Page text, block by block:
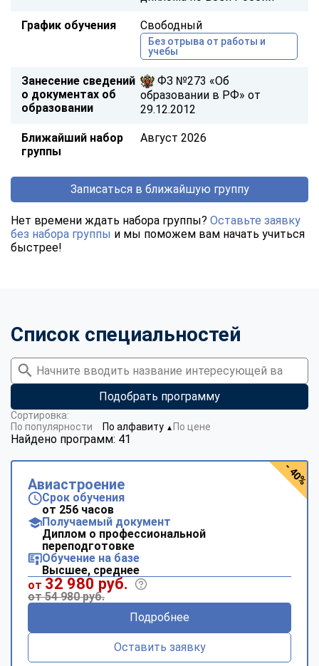
График обучения Свободный
Без отрыва от работы и
учебы
Занесение сведений
о документах об
образовании
ФЗ №273 «Об
образовании в РФ» от
29.12.2012
Ближайший набор
группы
Август 2026
Записаться в ближайшую группу
Нет времени ждать набора группы? Оставьте заявку
без набора группы и мы поможем вам начать учиться
быстрее!
Список специальностей
Подобрать программу
Найдено программ: 41
Сортировка:
По популярности
По алфавиту ▼ По цене
Авиастроение
Срок обучения
от 256 часов
Получаемый документ
Диплом о профессиональной
переподготовке
Обучение на базе
Высшее, среднее
от 32 980 руб.
от 54 980 руб.
Подробнее
Оставить заявку
- 40%